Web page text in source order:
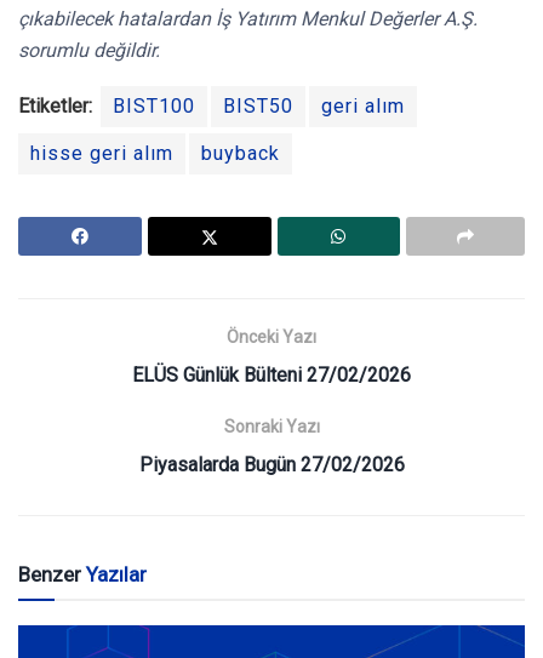
çıkabilecek hatalardan İş Yatırım Menkul Değerler A.Ş.
sorumlu değildir.
Etiketler: BIST100 BIST50 geri alım
hisse geri alım buyback
Önceki Yazı
ELÜS Günlük Bülteni 27/02/2026
Sonraki Yazı
Piyasalarda Bugün 27/02/2026
BenzerYazılar